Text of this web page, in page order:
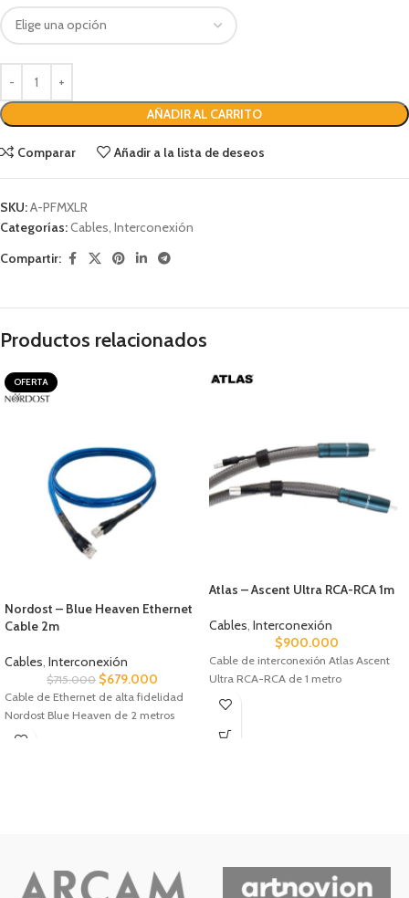
AÑADIR AL CARRITO
Comparar Añadir a la lista de deseos
SKU:A-PFMXLR
Categorías:Cables Interconexión
Compartir:
Productos relacionados
OFERTA
Nordost – Blue Heaven Ethernet
Cable 2m
Cables Interconexión
$715.000 $679.000
Cable de Ethernet de alta fidelidad
Nordost Blue Heaven de 2 metros
Atlas – Ascent Ultra RCA-RCA 1m
Cables, Interconexión
$900.000
Cable de interconexión Atlas Ascent
Ultra RCA-RCA de 1 metro